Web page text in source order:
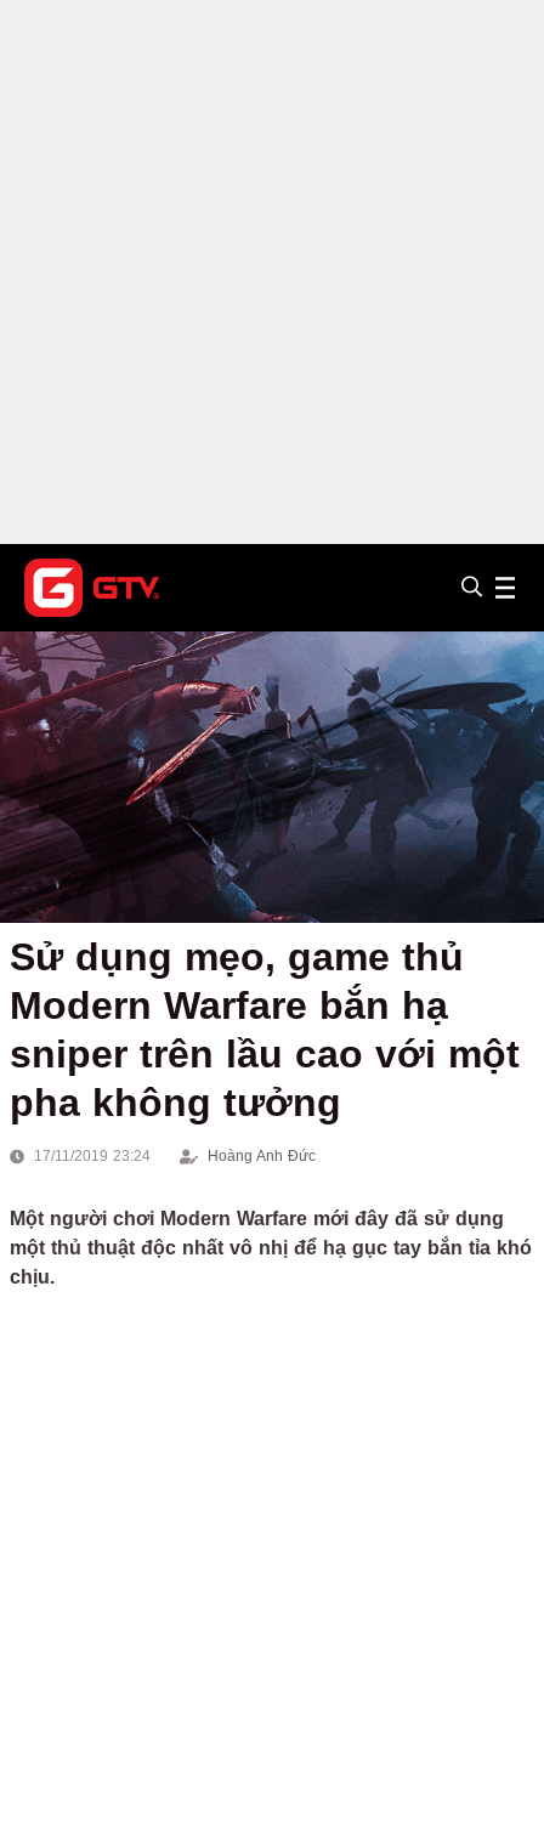
Sử dụng mẹo, game thủ
Modern Warfare bắn hạ
sniper trên lầu cao với một
pha không tưởng
17/11/2019 23:24 Hoàng Anh Đức
Một người chơi Modern Warfare mới đây đã sử dụng
một thủ thuật độc nhất vô nhị để hạ gục tay bắn tỉa khó
chịu.